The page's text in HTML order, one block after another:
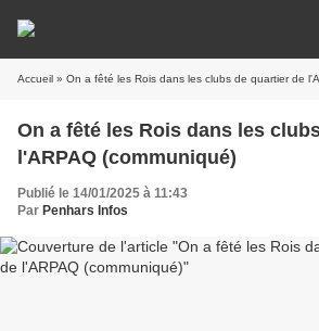
Accueil » On a fêté les Rois dans les clubs de quartier de
On a fêté les Rois dans les
l'ARPAQ (communiqué)
Publié le 14/01/2025 à 11:43
Par Penhars Infos